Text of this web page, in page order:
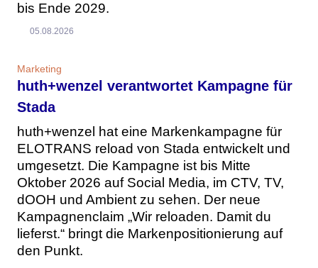
bis Ende 2029.
05.08.2026
Marketing
huth+wenzel verantwortet Kampagne für
Stada
huth+wenzel hat eine Markenkampagne für
ELOTRANS reload von Stada entwickelt und
umgesetzt. Die Kampagne ist bis Mitte
Oktober 2026 auf Social Media, im CTV, TV,
dOOH und Ambient zu sehen. Der neue
Kampagnenclaim „Wir reloaden. Damit du
lieferst.“ bringt die Markenpositionierung auf
den Punkt.